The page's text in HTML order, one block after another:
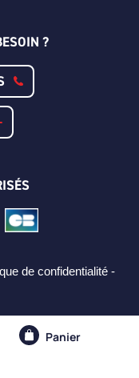
Panier
?
de confidentialité -